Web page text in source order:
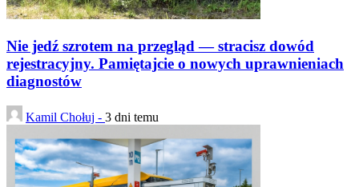
Nie jedź szrotem na przegląd — stracisz dowód
rejestracyjny. Pamiętajcie o nowych uprawnieniach
diagnostów
Kamil Chołuj - 3 dni temu